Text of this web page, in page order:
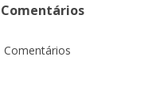
Comentários
Comentários